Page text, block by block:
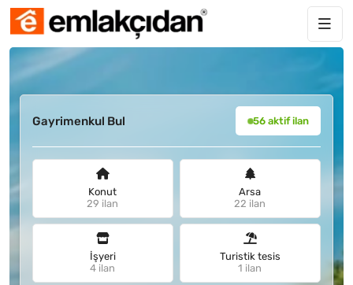
Gayrimenkul Bul 56 aktif ilan
Konut
29 ilan
Arsa
22 ilan
İşyeri
4 ilan
Turistik tesis
1 ilan